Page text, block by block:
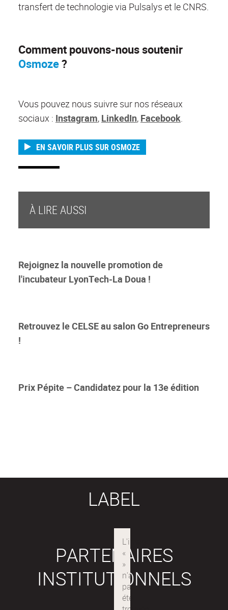
transfert de technologie via Pulsalys et le CNRS.
Comment pouvons-nous soutenir
Osmoze?
Vous pouvez nous suivre sur nos réseaux
sociaux : Instagram, LinkedIn, Facebook.
EN SAVOIR PLUS SUR OSMOZE
À LIRE AUSSI
Rejoignez la nouvelle promotion de
l'incubateur LyonTech-La Doua !
Retrouvez le CELSE au salon Go Entrepreneurs
!
Prix Pépite – Candidatez pour la 13e édition
LABEL
PARTENAIRES
INSTITUTIONNELS